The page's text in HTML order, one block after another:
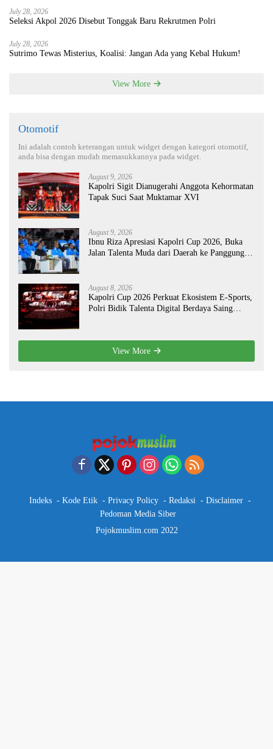
July 28, 2026
Seleksi Akpol 2026 Disebut Tonggak Baru Rekrutmen Polri
July 28, 2026
Sutrimo Tewas Misterius, Koalisi: Jangan Ada yang Kebal Hukum!
View More
Otomotif
Ini adalah contoh keterangan untuk widget dengan kategori otomotif,
anda bisa dengan mudah memasukkannya pada widget.
August 9, 2026
Kapolri Sigit Dianugerahi Anggota Kehormatan
Tapak Suci Saat Muktamar XVI
August 9, 2026
Ibnu Riza Apresiasi Kapolri Cup 2026, Buka
Jalan Talenta Muda dari Daerah ke Panggung
August 8, 2026
Kapolri Cup 2026 Perkuat Ekosistem E-Sports,
Polri Bidik Talenta Digital Berdaya Saing
View More
Indeks Kode Etik Privacy Policy Redaksi
Disclaimer
Pedoman Media Siber
Pojokmuslim.com 2022